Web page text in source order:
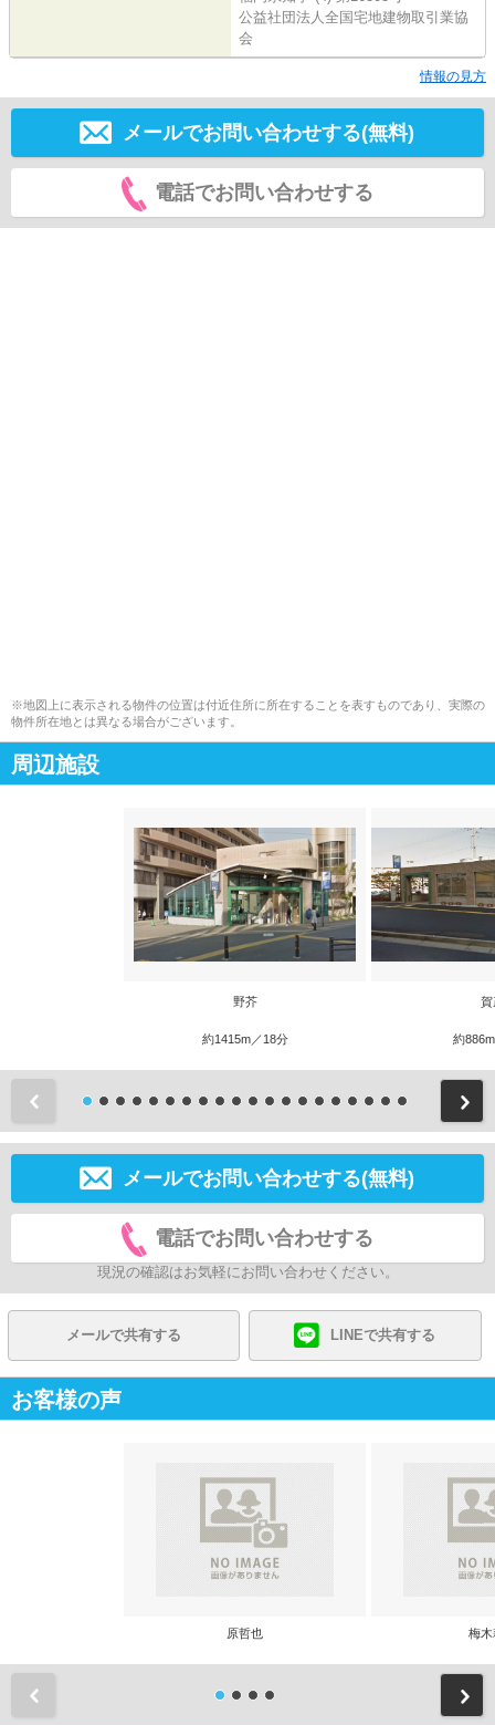
公益社団法人全国宅地建物取引業協
会
情報の見方
メールでお問い合わせする(無料)
電話でお問い合わせする
※地図上に表示される物件の位置は付近住所に所在することを表すものであり、実際の
物件所在地とは異なる場合がございます。
周辺施設
野芥
約1415m／18分
賀
約
メールでお問い合わせする(無料)
電話でお問い合わせする
現況の確認はお気軽にお問い合わせください。
メールで共有する LINEで共有する
お客様の声
原哲也 梅木